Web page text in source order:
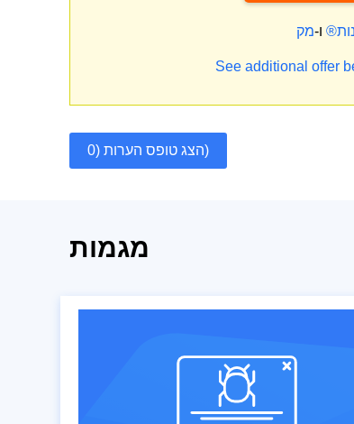
ו-
See additional offer
הצג טופס הערות (0)
מגמות